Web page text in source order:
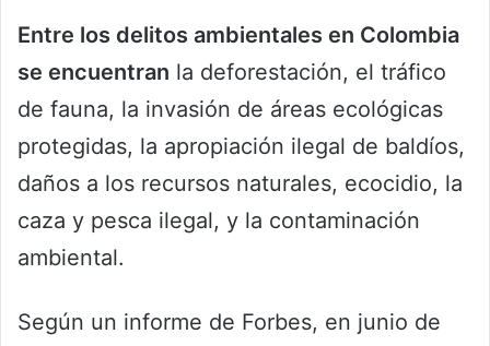
Entre los delitos ambientales en Colombia
se encuentran la deforestación, el tráfico
de fauna, la invasión de áreas ecológicas
protegidas, la apropiación ilegal de baldíos,
daños a los recursos naturales, ecocidio, la
caza y pesca ilegal, y la contaminación
ambiental.
Según un informe de Forbes, en junio de